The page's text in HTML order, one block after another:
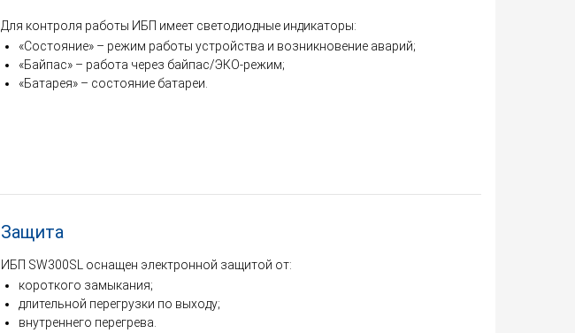
Для контроля работы ИБП имеет светодиодные индикаторы:
«Состояние» – режим работы устройства и возникновение аварий;
«Байпас» – работа через байпас/ЭКО-режим;
«Батарея» – состояние батареи.
Защита
ИБП SW300SL оснащен электронной защитой от:
короткого замыкания;
длительной перегрузки по выходу;
внутреннего перегрева.